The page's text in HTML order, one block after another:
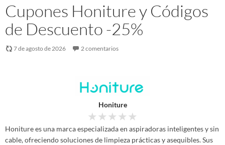
Cupones Honiture y Códigos
de Descuento -25%
7 de agosto de 2026 2 comentarios
Honiture
★★★★★
Honiture es una marca especializada en aspiradoras inteligentes y sin
cable, ofreciendo soluciones de limpieza prácticas y asequibles. Sus